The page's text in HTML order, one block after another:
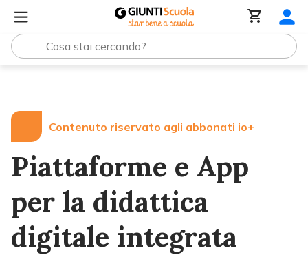
Contenuto riservato agli abbonati io+
Piattaforme e App
per la didattica
digitale integrata